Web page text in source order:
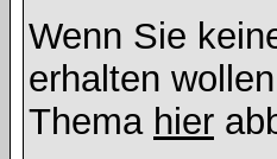
Wenn Sie
erhalten
Thema hier